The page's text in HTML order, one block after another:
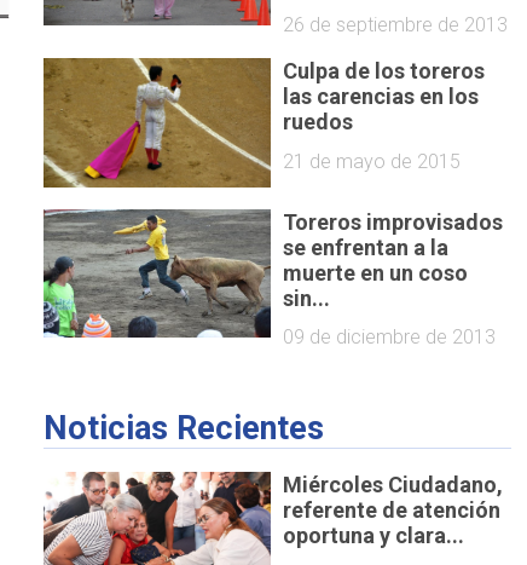
26 de septiembre de 2013
Culpa de los toreros
las carencias en los
ruedos
21 de mayo de 2015
Toreros improvisados
se enfrentan a la
muerte en un coso
sin...
09 de diciembre de 2013
Noticias Recientes
Miércoles Ciudadano,
referente de atención
oportuna y clara...